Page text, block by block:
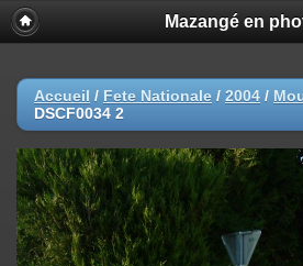
Mazangé en
Accueil / Fete Nationale / 2004 /
DSCF0034 2